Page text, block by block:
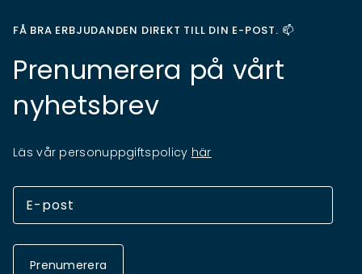
FÅ BRA ERBJUDANDEN DIREKT TILL DIN E-POST. 📫
Prenumerera på vårt
nyhetsbrev
Läs vår personuppgiftspolicy här
Prenumerera